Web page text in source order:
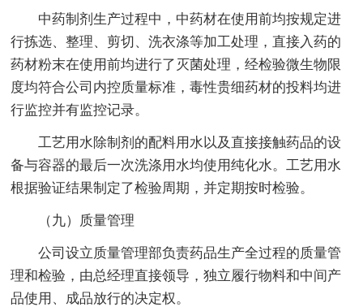
中药制剂生产过程中，中药材在使用前均按规定进
行拣选、整理、剪切、洗衣涤等加工处理，直接入药的
药材粉末在使用前均进行了灭菌处理，经检验微生物限
度均符合公司内控质量标准，毒性贵细药材的投料均进
行监控并有监控记录。
工艺用水除制剂的配料用水以及直接接触药品的设
备与容器的最后一次洗涤用水均使用纯化水。工艺用水
根据验证结果制定了检验周期，并定期按时检验。
（九）质量管理
公司设立质量管理部负责药品生产全过程的质量管
理和检验，由总经理直接领导，独立履行物料和中间产
品使用、成品放行的决定权。